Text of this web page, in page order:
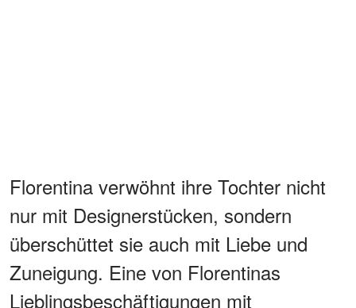
Florentina verwöhnt ihre Tochter nicht
nur mit Designerstücken, sondern
überschüttet sie auch mit Liebe und
Zuneigung. Eine von Florentinas
Lieblingsbeschäftigungen mit